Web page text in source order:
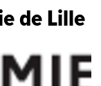
de Lille